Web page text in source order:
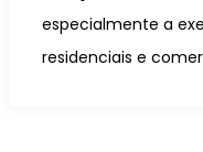
especialmente a
residenciais e